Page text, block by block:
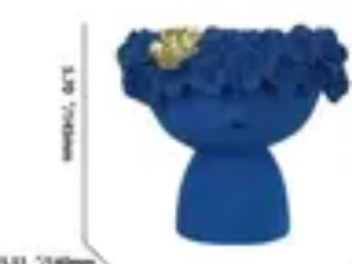
Idées et Inspirations
Décorations de NoëlDécorations et
Traditions de NoëlTraditions
Magie de Noël